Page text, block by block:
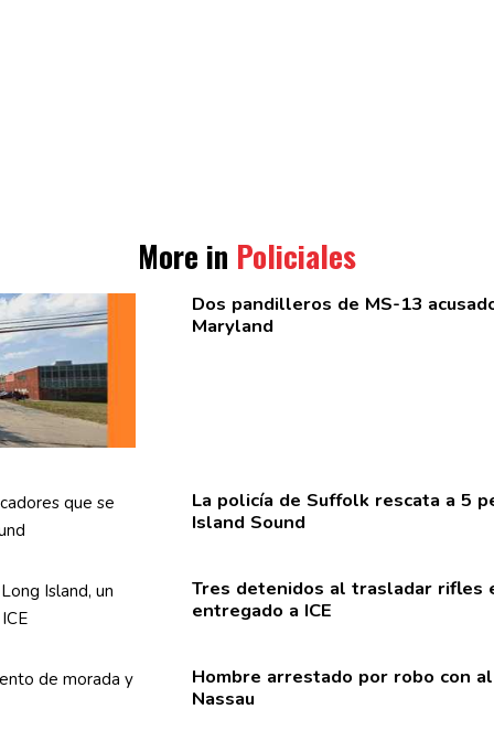
More in Policiales
Dos pandilleros de MS-13
Maryland
La policía de Suffolk rescata a 5
Island Sound
Tres detenidos al trasladar rifles
entregado a ICE
Hombre arrestado por robo con
Nassau